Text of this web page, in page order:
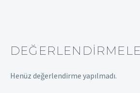
Henüz değerlendirme yapılmadı.